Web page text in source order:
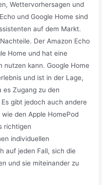
Wettervorhersagen und
und Google Home sind
auf dem Markt.
Der Amazon Echo
Home und hat eine
nutzen kann. Google Home
und ist in der Lage,
es Zugang zu den
gibt jedoch auch andere
den Apple HomePod
richtigen
individuellen
auf jeden Fall, sich die
und sie miteinander zu